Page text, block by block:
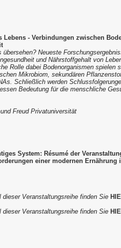
Lebens - Verbindungen zwischen
übersehen? Neueste
und Nährstoffgehalt von
Rolle dabei Bodenorganismen spielen
Mikrobiom, sekundären
Schließlich werden
Bedeutung für die menschliche
Freud Privatuniversität
System: Résumé der
einer modernen Ernährung
Veranstaltungsreihe finden Sie
Veranstaltungsreihe finden Sie